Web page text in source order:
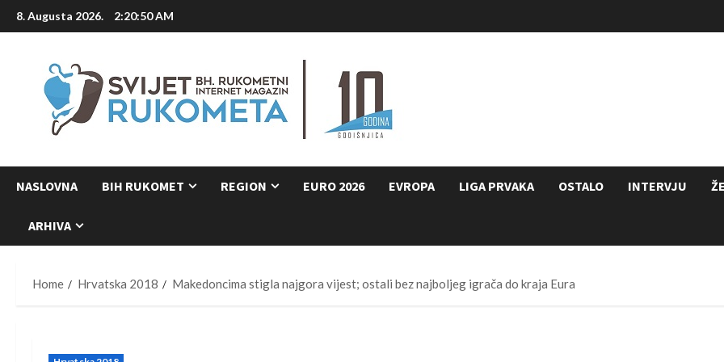
Skip
to
8. Augusta 2026. 2:20:51 AM
NASLOVNA BIH RUKOMET REGION EURO 2026 EVROPA LIGA PRVAKA OSTALO INTERVJU
ARHIVA
Home Hrvatska 2018 Makedoncima stigla najgora vijest; ostali bez najboljeg igrača do kraja Eura